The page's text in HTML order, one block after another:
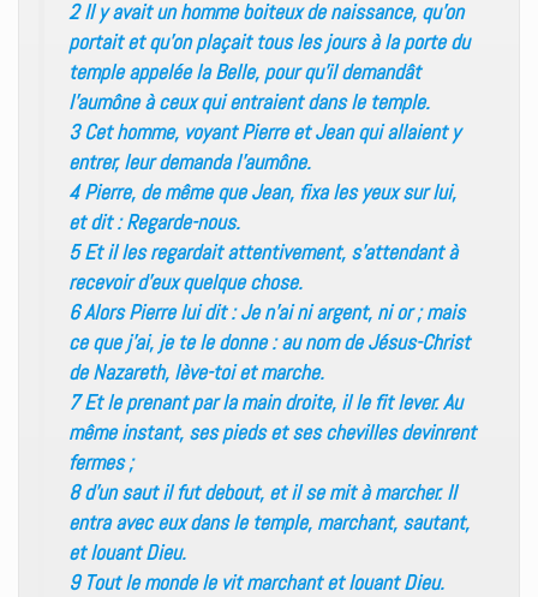
2 Il y avait un homme boiteux de naissance, qu’on
portait et qu’on plaçait tous les jours à la porte du
temple appelée la Belle, pour qu’il demandât
l’aumône à ceux qui entraient dans le temple.
3 Cet homme, voyant Pierre et Jean qui allaient y
entrer, leur demanda l’aumône.
4 Pierre, de même que Jean, fixa les yeux sur lui,
et dit : Regarde-nous.
5 Et il les regardait attentivement, s’attendant à
recevoir d’eux quelque chose.
6 Alors Pierre lui dit : Je n’ai ni argent, ni or ; mais
ce que j’ai, je te le donne : au nom de Jésus-Christ
de Nazareth, lève-toi et marche.
7 Et le prenant par la main droite, il le fit lever. Au
même instant, ses pieds et ses chevilles devinrent
fermes ;
8 d’un saut il fut debout, et il se mit à marcher. Il
entra avec eux dans le temple, marchant, sautant,
et louant Dieu.
9 Tout le monde le vit marchant et louant Dieu.